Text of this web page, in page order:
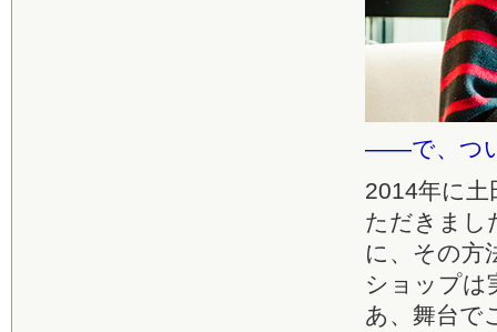
――で、つ
2014年に
ただきまし
に、その方
ショップは
あ、舞台で